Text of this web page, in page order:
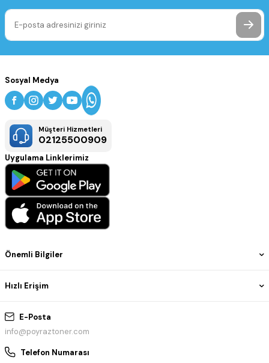
E-Posta
info@poyraztoner.com
Telefon Numarası
Önemli Bilgiler
Hızlı Erişim
Sosyal Medya
Müşteri Hizmetleri
02125500909
Uygulama Linklerimiz